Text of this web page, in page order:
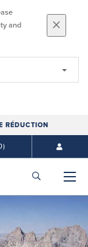
and
RÉDUCTION